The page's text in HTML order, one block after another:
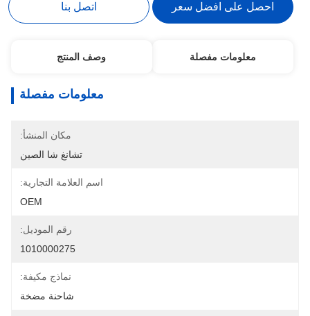
احصل على افضل سعر اتصل بنا
معلومات مفصلة وصف المنتج
معلومات مفصلة
مكان المنشأ:
تشانغ شا الصين
اسم العلامة التجارية:
OEM
رقم الموديل:
1010000275
نماذج مكيفة:
شاحنة مضخة